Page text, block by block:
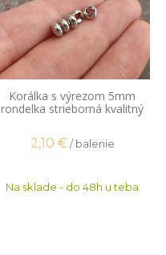
Korálka s výrezom 5mm
rondelka strieborná kvalitný
2,10 € / balenie
Na sklade - do 48h u teba